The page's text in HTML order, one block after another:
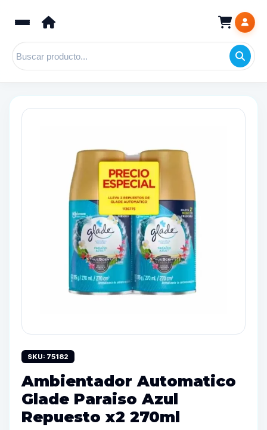
SKU: 75182
Ambientador Automatico
Glade Paraiso Azul
Repuesto x2 270ml